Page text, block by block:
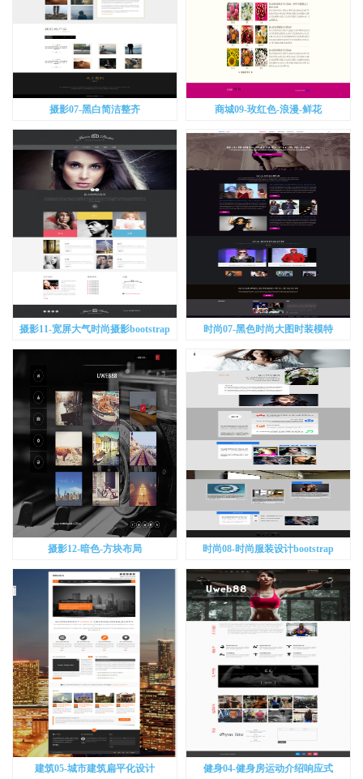
摄影07-黑白简洁整齐 商城09-玫红色-浪漫-鲜花
摄影11-宽屏大气时尚摄影bootstrap
时尚07-黑色时尚大图时装模特
bootstrap
摄影12-暗色-方块布局 时尚08-时尚服装设计bootstrap
建筑05-城市建筑扁平化设计 健身04-健身房运动介绍响应式